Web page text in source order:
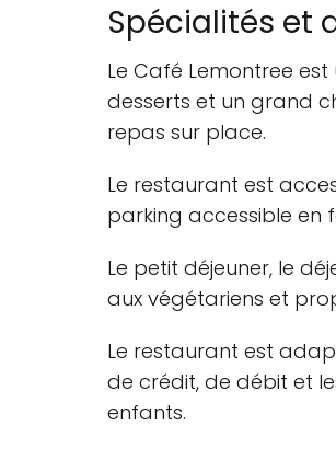
Spécialités et
Le Café Lemontree
desserts et un grand
repas sur place.
Le restaurant est
parking accessible en
Le petit déjeuner, le
aux végétariens et
Le restaurant est
de crédit, de débit et
enfants.